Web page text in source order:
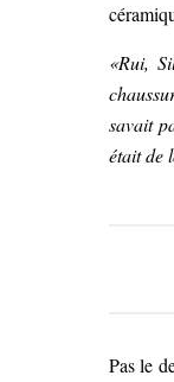
«Rui,
savait
était de
Pas le